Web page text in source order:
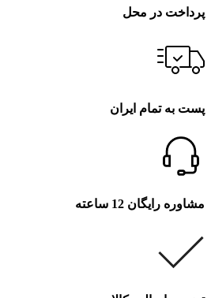
پرداخت در محل
پست به تمام ایران
مشاوره رایگان 12 ساعته